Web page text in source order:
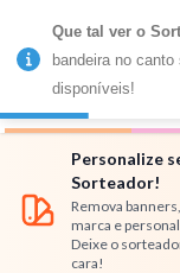
Números
Personalize
Sorteador!
Remova
marca e
Deixe o
cara!
Que tal ver o
bandeira no
disponíveis!